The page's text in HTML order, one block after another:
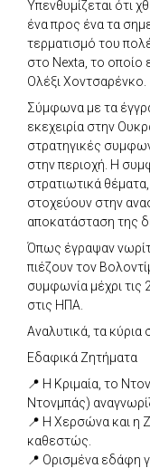
Υπενθυμίζεται ότι
ένα προς ένα τα
τερματισμό του
στο Nexta, το οποίο
Ολέξι Χοντσαρένκο.
Σύμφωνα με τα
εκεχειρία στην
στρατηγικές
στην περιοχή. Η
στρατιωτικά
στοχεύουν στην
αποκατάσταση της
Όπως έγραψαν
πιέζουν τον
συμφωνία μέχρι
στις ΗΠΑ.
Αναλυτικά, τα κύρια
Εδαφικά Ζητήματα
📍 Η Κριμαία, το
Ντονμπάς)
📍 Η Χερσώνα και η
καθεστώς.
📍 Ορισμένα εδάφη